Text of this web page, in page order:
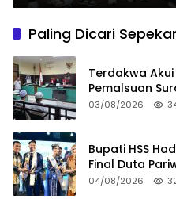
Paling Dicari
Terdakwa
Pemalsuan
Berlanjut
03/08/2026
Bupati HSS
Final Duta
04/08/2026